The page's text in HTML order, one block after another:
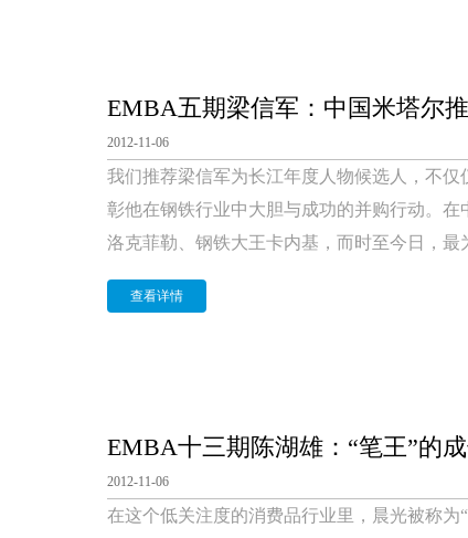
EMBA五期梁信军：中国米塔尔
2012-11-06
我们推荐梁信军为长江年度人物候选人，不
彰他在钢铁行业中大胆与成功的并购行动。
洛克菲勒、钢铁大王卡内基，而时至今日，最
查看详情
EMBA十三期陈湖雄：“笔王”的
2012-11-06
在这个低关注度的消费品行业里，晨光被称